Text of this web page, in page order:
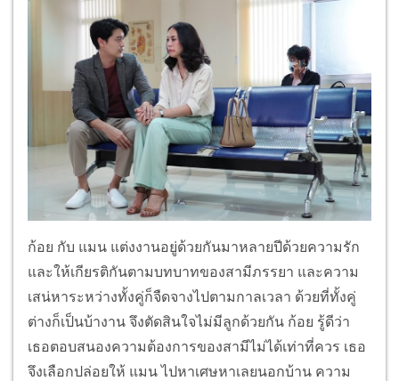
ก้อย กับ แมน แต่งงานอยู่ด้วยกันมาหลายปีด้วยความรัก
และให้เกียรติกันตามบทบาทของสามีภรรยา และความ
เสน่หาระหว่างทั้งคู่ก็จืดจางไปตามกาลเวลา ด้วยที่ทั้งคู่
ต่างก็เป็นบ้างาน จึงตัดสินใจไม่มีลูกด้วยกัน ก้อย รู้ดีว่า
เธอตอบสนองความต้องการของสามีไม่ได้เท่าที่ควร เธอ
จึงเลือกปล่อยให้ แมน ไปหาเศษหาเลยนอกบ้าน ความ